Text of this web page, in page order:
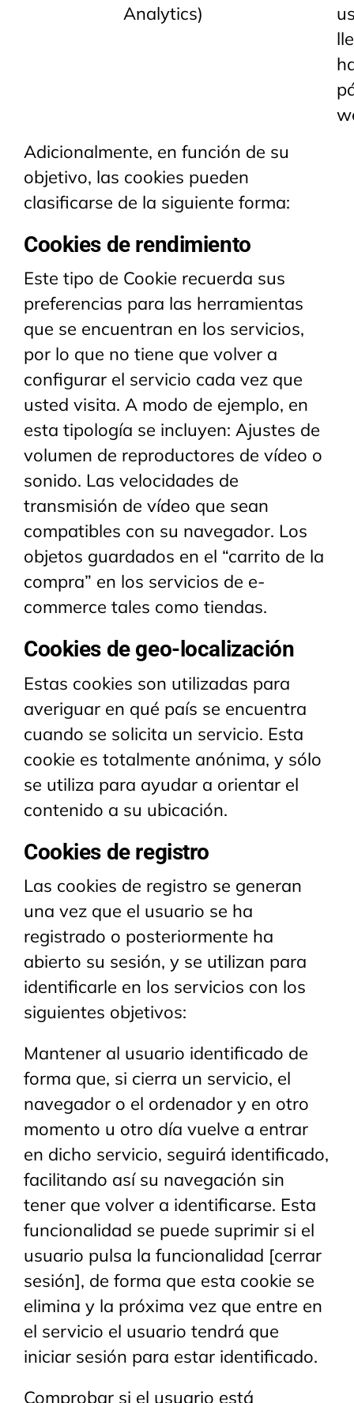
Analytics)
Adicionalmente, en función de su
objetivo, las cookies pueden
clasificarse de la siguiente forma:
Cookies de rendimiento
Este tipo de Cookie recuerda sus
preferencias para las herramientas
que se encuentran en los servicios,
por lo que no tiene que volver a
configurar el servicio cada vez que
usted visita. A modo de ejemplo, en
esta tipología se incluyen: Ajustes de
volumen de reproductores de vídeo o
sonido. Las velocidades de
transmisión de vídeo que sean
compatibles con su navegador. Los
objetos guardados en el “carrito de la
compra” en los servicios de e-
commerce tales como tiendas.
Cookies de geo-localización
Estas cookies son utilizadas para
averiguar en qué país se encuentra
cuando se solicita un servicio. Esta
cookie es totalmente anónima, y sólo
se utiliza para ayudar a orientar el
contenido a su ubicación.
Cookies de registro
Las cookies de registro se generan
una vez que el usuario se ha
registrado o posteriormente ha
abierto su sesión, y se utilizan para
identificarle en los servicios con los
siguientes objetivos:
Mantener al usuario identificado de
forma que, si cierra un servicio, el
navegador o el ordenador y en otro
momento u otro día vuelve a entrar
en dicho servicio, seguirá identificado,
facilitando así su navegación sin
tener que volver a identificarse. Esta
funcionalidad se puede suprimir si el
usuario pulsa la funcionalidad [cerrar
sesión], de forma que esta cookie se
elimina y la próxima vez que entre en
el servicio el usuario tendrá que
iniciar sesión para estar identificado.
Comprobar si el usuario está